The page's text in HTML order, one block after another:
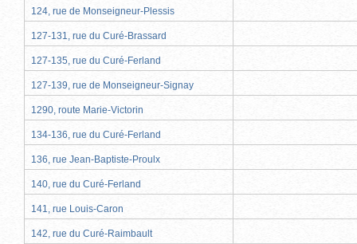
124, rue de Monseigneur-Plessis
127-131, rue du Curé-Brassard
127-135, rue du Curé-Ferland
127-139, rue de Monseigneur-Signay
1290, route Marie-Victorin
134-136, rue du Curé-Ferland
136, rue Jean-Baptiste-Proulx
140, rue du Curé-Ferland
141, rue Louis-Caron
142, rue du Curé-Raimbault